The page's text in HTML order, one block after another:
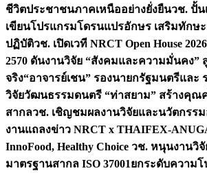
ชีวิตประชาชนภาคเหนืออย่างยั่งยืนวช. ปั้น
เขียนโปรแกรมโดรนแปรอักษร เสริมทักษ
ปฏิบัติวช. เปิดเวที NRCT Open House
2570 ดันงานวิจัย “สังคมและความมั่นคง”
จริง“อาจารย์เชน” รองนายกรัฐมนตรีและ
วิจัยวัฒนธรรมดนตรี “ท่าสยาม” สร้างคุณ
สากลวช. เชิญชมผลงานวิจัยและนวัตกรร
งานแถลงข่าว NRCT x THAIFEX-
InnoFood, Healthy Choice วช. หนุนงานวิ
มาตรฐานสากล ISO 37001ยกระดับความ